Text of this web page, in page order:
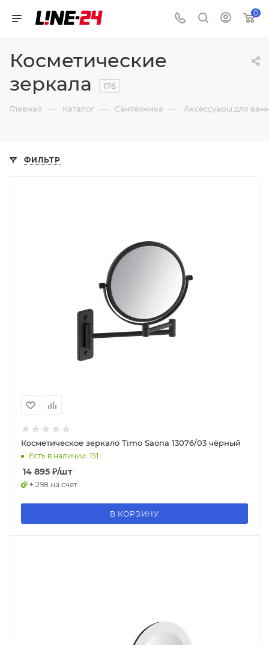
0
Косметические
зеркала
176
Главная — Каталог — Сантехника — Аксессуары для
ФИЛЬТР
Косметическое зеркало Timo Saona 13076/03 чёрный
Есть в наличии: 151
14 895 ₽/шт
+ 298 на счет
В КОРЗИНУ